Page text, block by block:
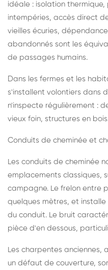
idéale : isolation
intempéries, accès direct
vieilles écuries,
abandonnés sont les
de passages humains.
Dans les fermes et les
s'installent volontiers dans
n'inspecte régulièrement :
vieux foin, structures en
Conduits de cheminée et
Les conduits de cheminée
emplacements classiques,
campagne. Le frelon entre
quelques mètres, et
du conduit. Le bruit
pièce d'en dessous,
Les charpentes anciennes,
un défaut de couverture,